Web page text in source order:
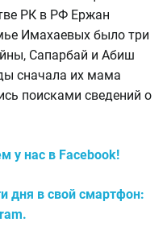
РК в РФ Ержан
Имахаевых было три
Сапарбай и Абиш
сначала их мама
поисками сведений о
у нас в Facebook!
дня в свой смартфон: